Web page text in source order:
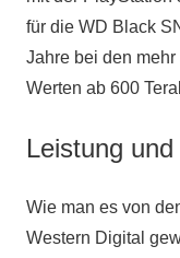
für die WD Black
Jahre bei den
Werten ab 600
Leistung
Wie man es von
Western Digital